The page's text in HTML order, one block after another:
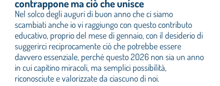
Cerca
per:
contrappone ma ciò che unisce
Nel solco degli auguri di buon anno che ci siamo
scambiati anche io vi raggiungo con questo contributo
educativo, proprio del mese di gennaio, con il desiderio di
suggerirci reciprocamente ciò che potrebbe essere
davvero essenziale, perché questo 2026 non sia un anno
in cui capitino miracoli, ma semplici possibilità,
riconosciute e valorizzate da ciascuno di noi.